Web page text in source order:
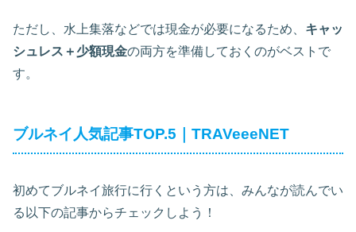
ただし、水上集落などでは現金が必要になるため、 キャッ
シュレス＋少額現金の両方を準備しておくのがベストで
す。
ブルネイ人気記事TOP.5｜TRAVeeeNET
初めてブルネイ旅行に行くという方は、みんなが読んでい
る以下の記事からチェックしよう！